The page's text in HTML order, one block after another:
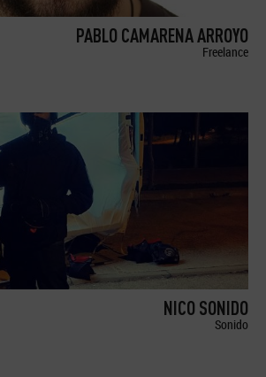
PABLO CAMARENA ARROYO
Freelance
NICO SONIDO
Sonido